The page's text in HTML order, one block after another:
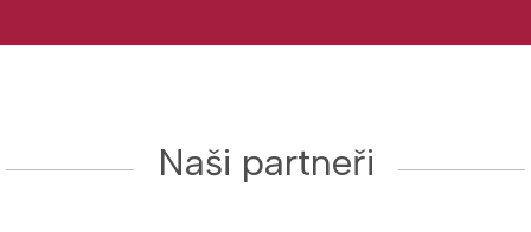
Naši partneři